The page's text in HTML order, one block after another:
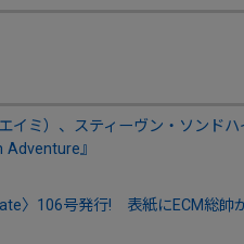
イミ）、スティーヴン・ソンド
Adventure』
〉106号発行! 表紙にECM総帥